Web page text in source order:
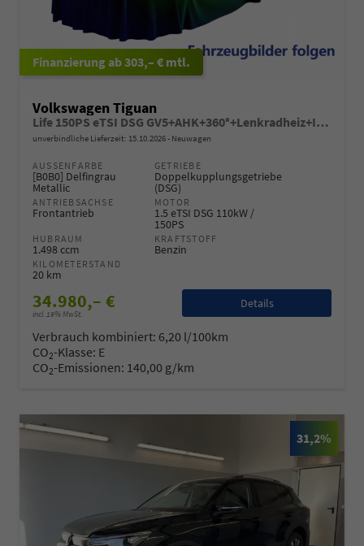
ab 303,– € mtl.
Volkswagen Tiguan
Life 150PS eTSI DSG GV5+AHK+360°+Lenkradheiz+IQ.Drive+ACC+App+eHeck+LED
unverbindliche Lieferzeit: 15.10.2026 Neuwagen
AUSSENFARBE
[B0B0] Delfingrau
Metallic
GETRIEBE
Doppelkupplungsgetriebe
(DSG)
ANTRIEBSACHSE
Frontantrieb
MOTOR
1.5 eTSI DSG 110kW /
150PS
HUBRAUM
1.498 ccm
KRAFTSTOFF
Benzin
KILOMETERSTAND
20 km
34.980,– €
incl. 19% MwSt.
Details
Verbrauch kombiniert: 6,20 l/100km
CO2-Klasse: E
CO2-Emissionen: 140,00 g/km
31,2%